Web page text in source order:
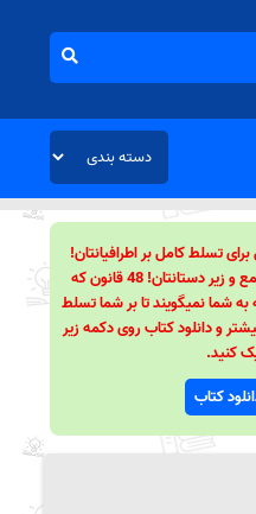
48 فرمول برای تسلط کامل بر اطرافیانتان!
48 راه برای رهبری گروه، جمع و زیر دستانتان! 48 قانون که
شما نمیگویند تا بر شما تسلط
و دانلود کتاب روی دکمه زیر
کنید.
کتاب